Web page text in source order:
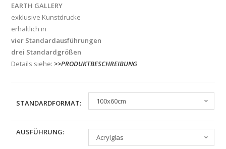
EARTH GALLERY
exklusive Kunstdrucke
erhältlich in
vier Standardausführungen
drei Standardgrößen
Details siehe:>>PRODUKTBESCHREIBUNG
STANDARDFORMAT: 100x60cm
AUSFÜHRUNG:
Acrylglas